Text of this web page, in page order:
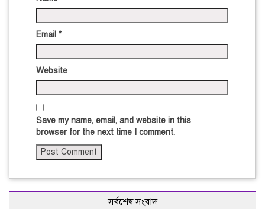
Email *
Website
Save my name, email, and website in this
browser for the next time I comment.
সর্বশেষ সংবাদ